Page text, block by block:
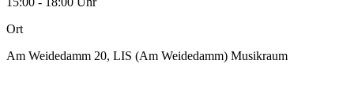
Ort
Am Weidedamm 20, LIS (Am Weidedamm) Musikraum